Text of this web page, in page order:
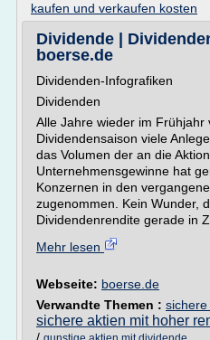
kaufen und verkaufen kosten
Dividende |
boerse.de
Dividenden-Infografiken
Dividenden
Alle Jahre wieder im
Dividendensaison viele
das Volumen der an die
Unternehmensgewinne hat
Konzernen in den
zugenommen. Kein Wunder,
Dividendenrendite gerade in
Mehr lesen
Webseite: boerse.de
Verwandte Themen :
sichere aktien mit hoher